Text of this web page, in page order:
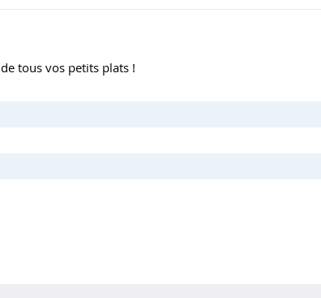
tous vos petits plats !